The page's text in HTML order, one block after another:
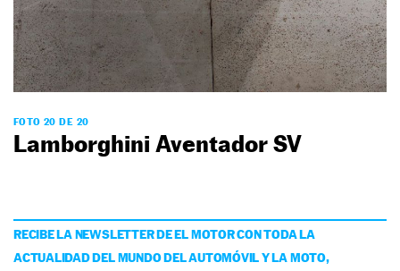
FOTO 20 DE 20
Lamborghini Aventador SV
RECIBE LA NEWSLETTER DE EL MOTOR CON TODA LA
ACTUALIDAD DEL MUNDO DEL AUTOMÓVIL Y LA MOTO,